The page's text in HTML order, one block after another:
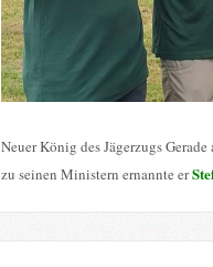
Neuer König des Jägerzugs Gerade
zu seinen Ministern ernannte er